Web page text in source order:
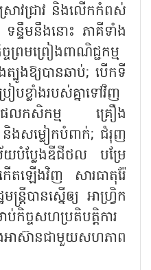
ស្រាវជ្រាវ និងលើកកំពស់
ទន្ទឹមនឹងនោះ ភាគីទាំង
ច្ចព្រមព្រៀងពាណិជ្ជកម្ម
បូងឱ្យបានឆាប់; បើកទី
បខ្លាំងរបស់គ្នាទៅវិញ
លកសិកម្ម គ្រឿង
ងសម្លៀកបំពាក់; ជំរុញ
យបំប្លែងឌីជីថល បម្រែ
ឡើងវិញ សារធាតុរ៉ែ
រីបានស្នើឲ្យ អាហ្រ្វិក
ប់កិច្ចសហប្រតិបត្តិការ
ស៊ានជាមួយសហភាព